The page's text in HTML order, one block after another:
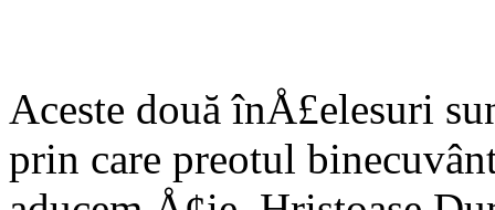
Aceste două înÅ£elesuri
prin care preotul